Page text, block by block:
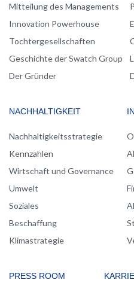
Mitteilung des Managements
Innovation Powerhouse
Tochtergesellschaften
Geschichte der Swatch Group
Der Gründer
NACHHALTIGKEIT
Nachhaltigkeitsstrategie
Kennzahlen
Wirtschaft und Governance
Umwelt
Soziales
Beschaffung
Klimastrategie
PRESS ROOM